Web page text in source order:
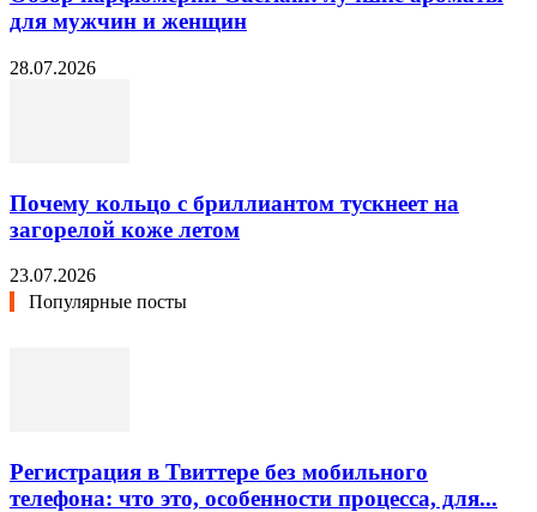
для мужчин и женщин
28.07.2026
Почему кольцо с бриллиантом тускнеет на
загорелой коже летом
23.07.2026
Популярные посты
Регистрация в Твиттере без мобильного
телефона: что это, особенности процесса, для...